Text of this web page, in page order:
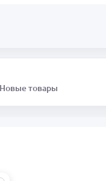
товары